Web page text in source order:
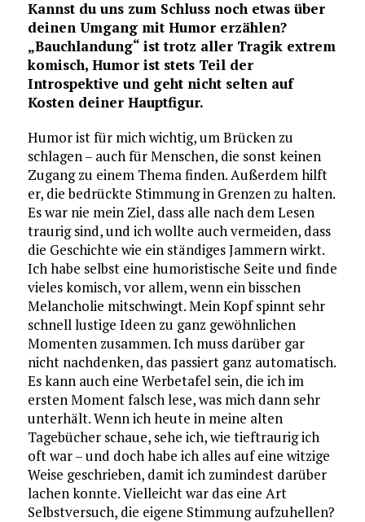
Kannst du uns zum Schluss noch etwas über
deinen Umgang mit Humor erzählen?
„Bauchlandung“ ist trotz aller Tragik extrem
komisch, Humor ist stets Teil der
Introspektive und geht nicht selten auf
Kosten deiner Hauptfigur.
Humor ist für mich wichtig, um Brücken zu
schlagen – auch für Menschen, die sonst keinen
Zugang zu einem Thema finden. Außerdem hilft
er, die bedrückte Stimmung in Grenzen zu halten.
Es war nie mein Ziel, dass alle nach dem Lesen
traurig sind, und ich wollte auch vermeiden, dass
die Geschichte wie ein ständiges Jammern wirkt.
Ich habe selbst eine humoristische Seite und finde
vieles komisch, vor allem, wenn ein bisschen
Melancholie mitschwingt. Mein Kopf spinnt sehr
schnell lustige Ideen zu ganz gewöhnlichen
Momenten zusammen. Ich muss darüber gar
nicht nachdenken, das passiert ganz automatisch.
Es kann auch eine Werbetafel sein, die ich im
ersten Moment falsch lese, was mich dann sehr
unterhält. Wenn ich heute in meine alten
Tagebücher schaue, sehe ich, wie tieftraurig ich
oft war – und doch habe ich alles auf eine witzige
Weise geschrieben, damit ich zumindest darüber
lachen konnte. Vielleicht war das eine Art
Selbstversuch, die eigene Stimmung aufzuhellen?